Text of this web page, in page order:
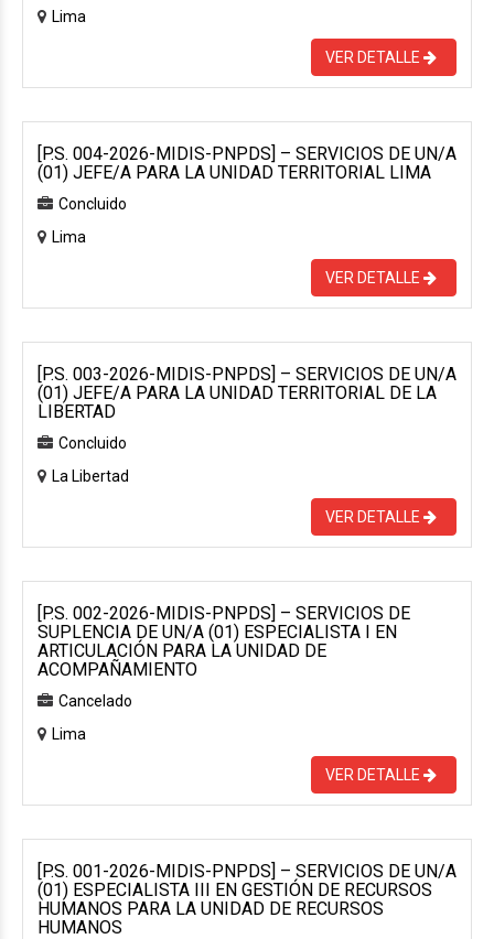
Lima
VER DETALLE
[P.S. 004-2026-MIDIS-PNPDS] – SERVICIOS DE UN/A
(01) JEFE/A PARA LA UNIDAD TERRITORIAL LIMA
Concluido
Lima
VER DETALLE
[P.S. 003-2026-MIDIS-PNPDS] – SERVICIOS DE UN/A
(01) JEFE/A PARA LA UNIDAD TERRITORIAL DE LA
LIBERTAD
Concluido
La Libertad
VER DETALLE
[P.S. 002-2026-MIDIS-PNPDS] – SERVICIOS DE
SUPLENCIA DE UN/A (01) ESPECIALISTA I EN
ARTICULACIÓN PARA LA UNIDAD DE
ACOMPAÑAMIENTO
Cancelado
Lima
VER DETALLE
[P.S. 001-2026-MIDIS-PNPDS] – SERVICIOS DE UN/A
(01) ESPECIALISTA III EN GESTIÓN DE RECURSOS
HUMANOS PARA LA UNIDAD DE RECURSOS
HUMANOS